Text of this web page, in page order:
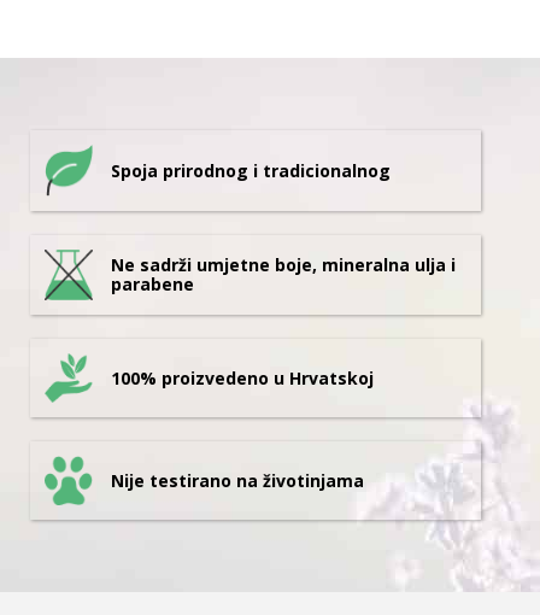
Spoja prirodnog i tradicionalnog
Ne sadrži umjetne boje, mineralna ulja i
parabene
100% proizvedeno u Hrvatskoj
Nije testirano na životinjama